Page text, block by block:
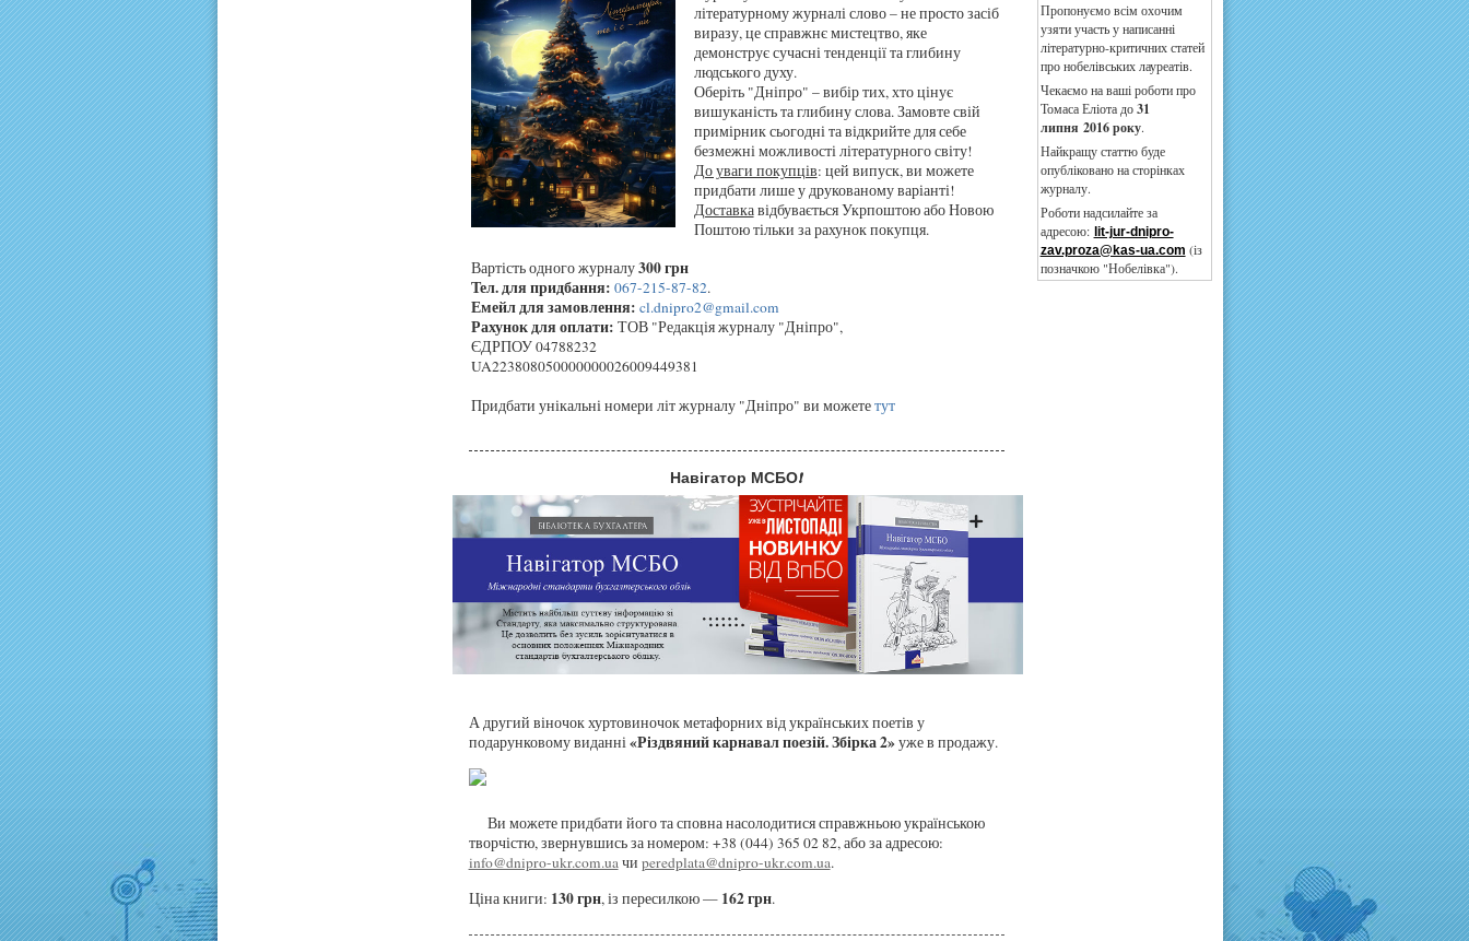
літературному журналі слово – не просто засіб
виразу, це справжнє мистецтво, яке
демонструє сучасні тенденції та глибину
людського духу.
Оберіть "Дніпро" – вибір тих, хто цінує
вишуканість та глибину слова. Замовте свій
примірник сьогодні та відкрийте для себе
безмежні можливості літературного світу!
До уваги покупців: цей випуск, ви можете
придбати лише у друкованому варіанті!
Доставкавідбувається Укрпоштою або Новою
Поштою тільки за рахунок покупця.
Вартість одного журналу300 грн
Тел. для придбання: 067-215-87-82.
Емейл для замовлення: cl.dnipro2@gmail.com
Рахунок для оплати: ТОВ "Редакція журналу "Дніпро",
ЄДРПОУ 04788232
UA223808050000000026009449381
Придбати унікальні номери літ журналу "Дніпро" ви можететут
Навігатор МСБО!
А другий віночок хуртовиночок метафорних від українських поетів у
подарунковому виданні«Різдвяний карнавал поезій. Збірка 2»уже в продажу.
Ви можете придбати його та сповна насолодитися справжньою українською
творчістю, звернувшись за номером: +38 (044) 365 02 82, або за адресою:
info@dnipro-ukr.com.uaчи peredplata@dnipro-ukr.com.ua.
Ціна книги: 130 грн, із пересилкою — 162 грн.
Пропонуємо всім охочим
узяти участь у написанні
літературно-критичних статей
про нобелівських лауреатів.
Чекаємо на ваші роботи про
Томаса Еліота до31
липня 2016 року.
Найкращу статтю буде
опубліковано на сторінках
журналу.
Роботи надсилайте за
адресою: lit-jur-dnipro-
zav.proza@kas-ua.com (із
позначкою "Нобелівка").